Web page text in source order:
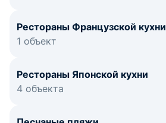
Рестораны Французской кухни
1 объект
Рестораны Японской кухни
4 объекта